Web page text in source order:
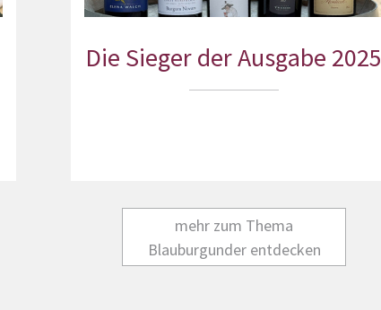
Die Sieger der Ausgabe 2025
mehr zum Thema
Blauburgunder entdecken